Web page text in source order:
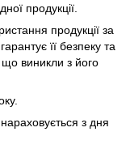
продукції.
продукції за
її безпеку та
що виникли з його
з дня